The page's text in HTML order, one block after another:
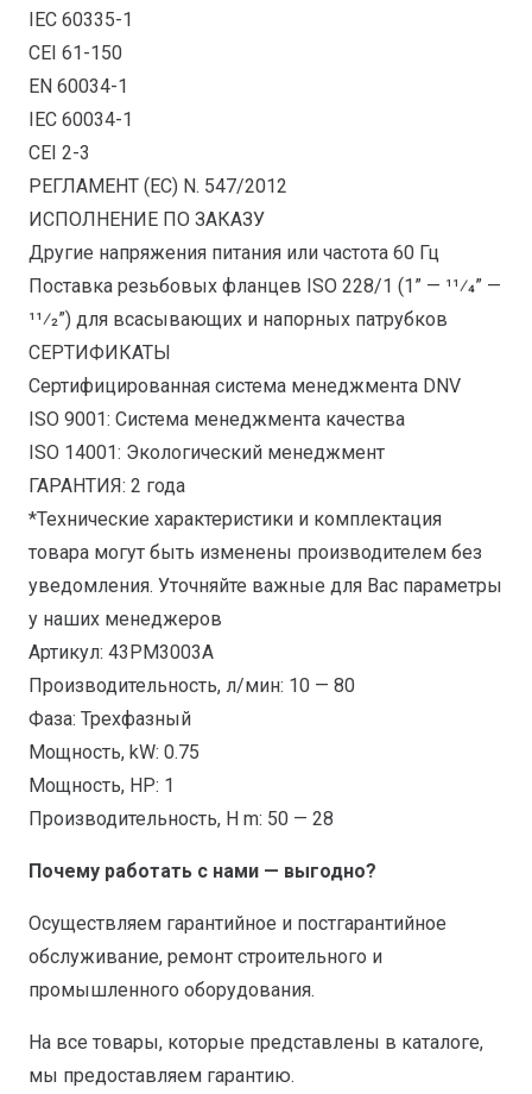
IEC 60335-1
CEI 61-150
EN 60034-1
IEC 60034-1
CEI 2-3
РЕГЛАМЕНТ (ЕС) N. 547/2012
ИСПОЛНЕНИЕ ПО ЗАКАЗУ
Другие напряжения питания или частота 60 Гц
Поставка резьбовых фланцев ISO 228/1 (1” — 11⁄4” —
11⁄2”) для всасывающих и напорных патрубков
СЕРТИФИКАТЫ
Сертифицированная система менеджмента DNV
ISO 9001: Система менеджмента качества
ISO 14001: Экологический менеджмент
ГАРАНТИЯ: 2 года
*Технические характеристики и комплектация
товара могут быть изменены производителем без
уведомления. Уточняйте важные для Вас параметры
у наших менеджеров
Артикул: 43PM3003A
Производительность, л/мин: 10 — 80
Фаза: Трехфазный
Мощность, kW: 0.75
Мощность, HP: 1
Производительность, H m: 50 — 28
Почему работать с нами — выгодно?
Осуществляем гарантийное и постгарантийное
обслуживание, ремонт строительного и
промышленного оборудования.
На все товары, которые представлены в каталоге,
мы предоставляем гарантию.